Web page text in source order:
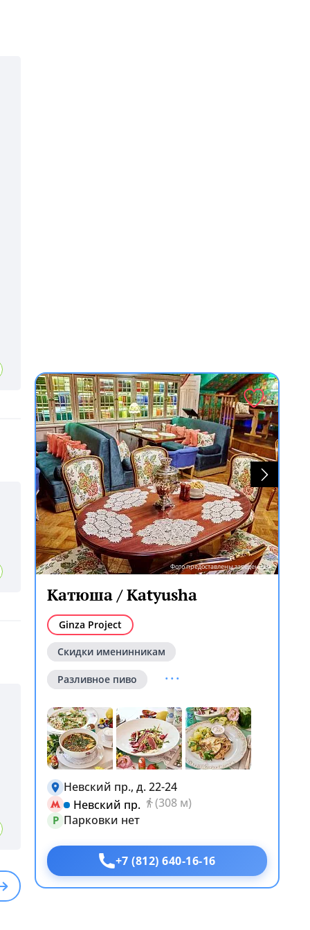
Фото предоставлены заведением
Катюша / Katyusha
Ginza Project
Скидки именинникам
Разливное пиво ...
Невский пр., д. 22-24
Невский пр.
(308 м)
P Парковки нет
+7 (812) 640-16-16